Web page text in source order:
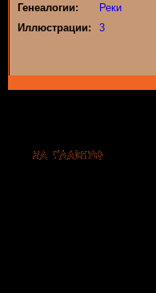
Генеалогии:
Реки
Иллюстрации:
3